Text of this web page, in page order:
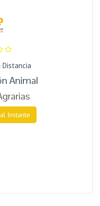
Distancia
Animal
Instante